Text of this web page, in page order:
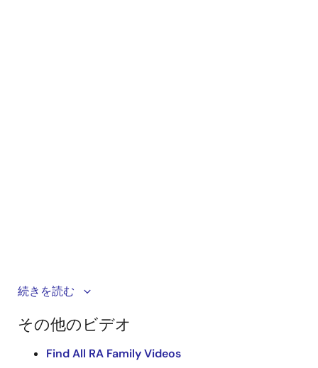
Voice recognition systems often struggle with
Discover how the Renesas audio combination
and voice command recognition to deliver improved
続きを読む
その他のビデオ
Find All RA Family Videos